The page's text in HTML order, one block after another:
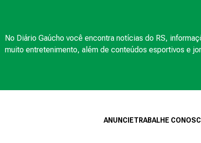
No Diário Gaúcho você encontra notícias do RS,
muito entretenimento, além de conteúdos esportivos e
ANUNCIETRABALHE